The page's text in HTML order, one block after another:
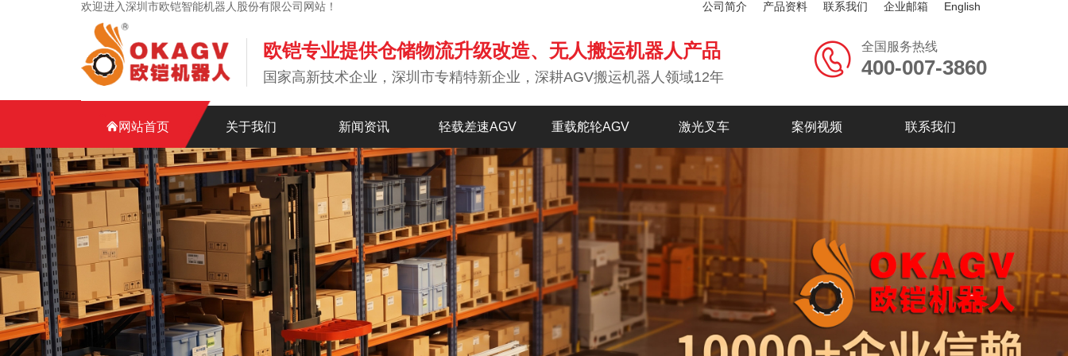
欢迎进入深圳市欧铠智能机器人股份有限公司网站！ 公司简介 产品资料 联系我们 企业邮箱 English
欧铠专业提供仓储物流升级改造、无人搬运机器人产品
国家高新技术企业，深圳市专精特新企业，深耕AGV搬运机器人领域12年
全国服务热线
400-007-3860
网站首页 关于我们 新闻资讯 轻载差速AGV 重载舵轮AGV 激光叉车 案例视频 联系我们